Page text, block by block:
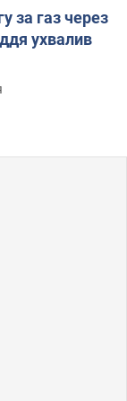
за газ через
ухвалив